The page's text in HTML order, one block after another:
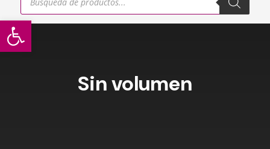
Abrir barra de herramientas
productos
Sin volumen